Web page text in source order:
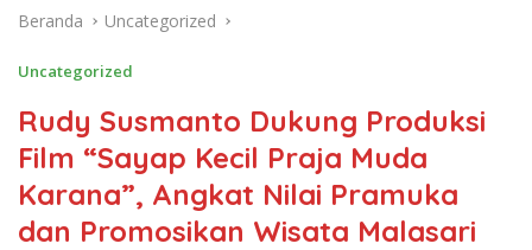
Beranda Uncategorized
Uncategorized
Rudy Susmanto Dukung Produksi
Film “Sayap Kecil Praja Muda
Karana”, Angkat Nilai Pramuka
dan Promosikan Wisata Malasari